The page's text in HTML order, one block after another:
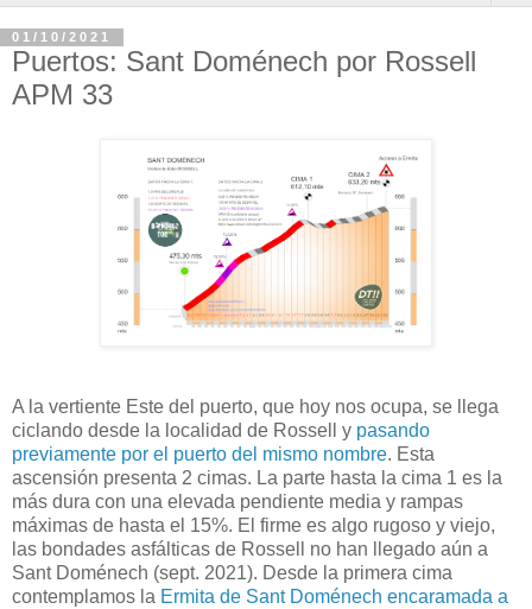
01/10/2021
Puertos: Sant Doménech por Rossell
APM 33
A la vertiente Este del puerto, que hoy nos ocupa, se llega
ciclando desde la localidad de Rossell y pasando
previamente por el puerto del mismo nombre. Esta
ascensión presenta 2 cimas. La parte hasta la cima 1 es la
más dura con una elevada pendiente media y rampas
máximas de hasta el 15%. El firme es algo rugoso y viejo,
las bondades asfálticas de Rossell no han llegado aún a
Sant Doménech (sept. 2021). Desde la primera cima
contemplamos la Ermita de Sant Doménech encaramada a